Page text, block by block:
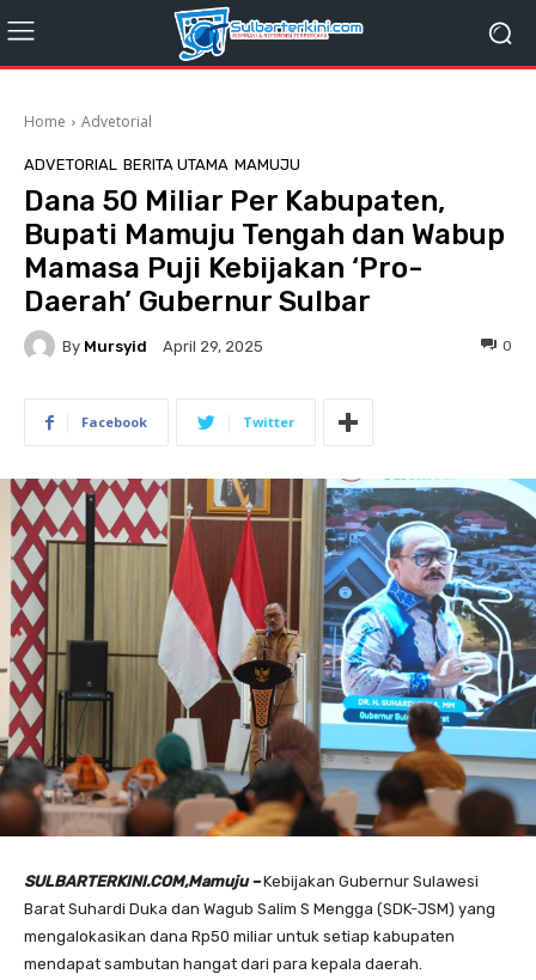
Home Advetorial
ADVETORIAL BERITA UTAMA MAMUJU
Dana 50 Miliar Per Kabupaten,
Bupati Mamuju Tengah dan Wabup
Mamasa Puji Kebijakan ‘Pro-
Daerah’ Gubernur Sulbar
By Mursyid April 29, 2025 0
Facebook Twitter
SULBARTERKINI.COM,Mamuju –Kebijakan Gubernur Sulawesi
Barat Suhardi Duka dan Wagub Salim S Mengga (SDK-JSM) yang
mengalokasikan dana Rp50 miliar untuk setiap kabupaten
mendapat sambutan hangat dari para kepala daerah.